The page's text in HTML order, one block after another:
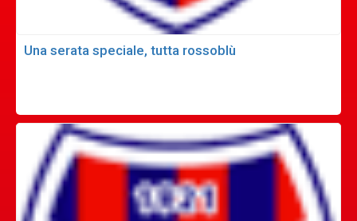
Una serata speciale, tutta rossoblù